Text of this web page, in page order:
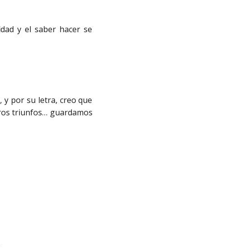
y el saber hacer se
y por su letra, creo que
triunfos… guardamos